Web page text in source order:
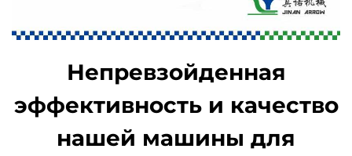
Непревзойденная
эффективность и качество
нашей машины для